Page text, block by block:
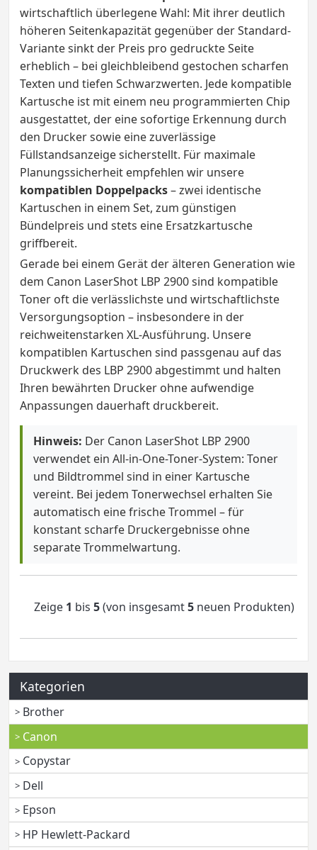
wirtschaftlich überlegene Wahl: Mit ihrer deutlich
höheren Seitenkapazität gegenüber der Standard-
Variante sinkt der Preis pro gedruckte Seite
erheblich – bei gleichbleibend gestochen scharfen
Texten und tiefen Schwarzwerten. Jede kompatible
Kartusche ist mit einem neu programmierten Chip
ausgestattet, der eine sofortige Erkennung durch
den Drucker sowie eine zuverlässige
Füllstandsanzeige sicherstellt. Für maximale
Planungssicherheit empfehlen wir unsere
kompatiblen Doppelpacks– zwei identische
Kartuschen in einem Set, zum günstigen
Bündelpreis und stets eine Ersatzkartusche
griffbereit.
Gerade bei einem Gerät der älteren Generation wie
dem Canon LaserShot LBP 2900 sind kompatible
Toner oft die verlässlichste und wirtschaftlichste
Versorgungsoption – insbesondere in der
reichweitenstarken XL-Ausführung. Unsere
kompatiblen Kartuschen sind passgenau auf das
Druckwerk des LBP 2900 abgestimmt und halten
Ihren bewährten Drucker ohne aufwendige
Anpassungen dauerhaft druckbereit.
Hinweis: Der Canon LaserShot LBP 2900
verwendet ein All-in-One-Toner-System: Toner
und Bildtrommel sind in einer Kartusche
vereint. Bei jedem Tonerwechsel erhalten Sie
automatisch eine frische Trommel – für
konstant scharfe Druckergebnisse ohne
separate Trommelwartung.
Zeige 1 bis 5(von insgesamt5 neuen Produkten)
Kategorien
Brother
Canon
Copystar
Dell
Epson
HP Hewlett-Packard